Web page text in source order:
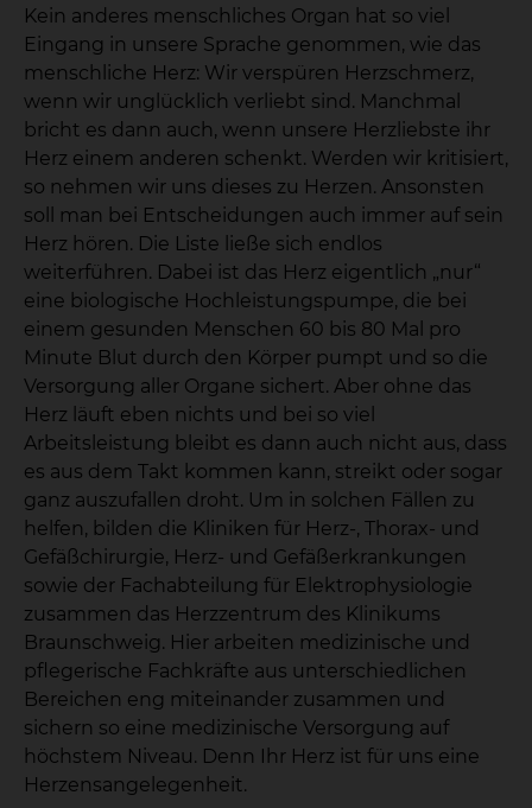
Kein anderes menschliches Organ hat so viel
Eingang in unsere Sprache genommen, wie das
menschliche Herz: Wir verspüren Herzschmerz,
wenn wir unglücklich verliebt sind. Manchmal
bricht es dann auch, wenn unsere Herzliebste ihr
Herz einem anderen schenkt. Werden wir kritisiert,
so nehmen wir uns dieses zu Herzen. Ansonsten
soll man bei Entscheidungen auch immer auf sein
Herz hören. Die Liste ließe sich endlos
weiterführen. Dabei ist das Herz eigentlich „nur“
eine biologische Hochleistungspumpe, die bei
einem gesunden Menschen 60 bis 80 Mal pro
Minute Blut durch den Körper pumpt und so die
Versorgung aller Organe sichert. Aber ohne das
Herz läuft eben nichts und bei so viel
Arbeitsleistung bleibt es dann auch nicht aus, dass
es aus dem Takt kommen kann, streikt oder sogar
ganz auszufallen droht. Um in solchen Fällen zu
helfen, bilden die Kliniken für Herz-, Thorax- und
Gefäßchirurgie, Herz- und Gefäßerkrankungen
sowie der Fachabteilung für Elektrophysiologie
zusammen das Herzzentrum des Klinikums
Braunschweig. Hier arbeiten medizinische und
pflegerische Fachkräfte aus unterschiedlichen
Bereichen eng miteinander zusammen und
sichern so eine medizinische Versorgung auf
höchstem Niveau. Denn Ihr Herz ist für uns eine
Herzensangelegenheit.